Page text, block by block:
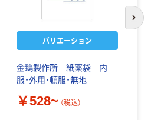
バリエーション
金鵄製作所 紙薬袋 内
服・外用・頓服・無地
￥528~ （税込）
次